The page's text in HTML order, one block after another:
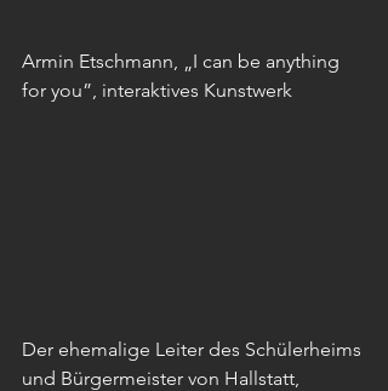
Armin Etschmann, „I can be anything
for you”, interaktives Kunstwerk
Der ehemalige Leiter des Schülerheims
und Bürgermeister von Hallstatt,